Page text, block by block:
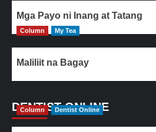
Mga Payo ni Inang at Tatang
Column My Tea
Maliliit na Bagay
DENTIST ONLINE
Column Dentist Online